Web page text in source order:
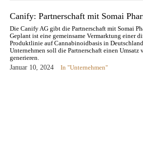
Canify: Partnerschaft mit Somai
Die Canify AG gibt die Partnerschaft mit Somai
Geplant ist eine gemeinsame Vermarktung einer
Produktlinie auf Cannabinoidbasis in
Unternehmen soll die Partnerschaft einen
generieren.
Januar 10, 2024
In "Unternehmen"